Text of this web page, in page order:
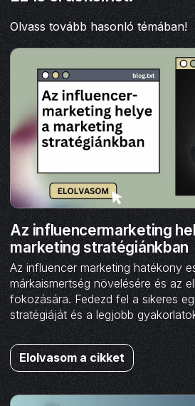
Olvass tovább hasonló témában!
Az influencermarketing
marketing stratégiánkban
Az influencer marketing hatékony
márkaismertség növelésére és az
fokozására. Fedezd fel a sikeres
stratégiáját és a legjobb
Elolvasom a cikket